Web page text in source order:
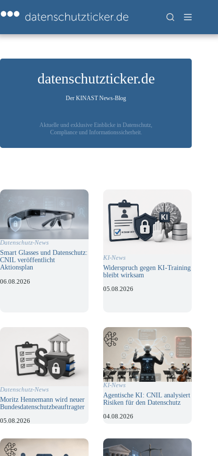
Inhalt
springen
datenschutzticker.de
Der KINAST News-Blog
Aktuelle und exklusive Einblicke in Datenschutz,
Compliance und Informationssicherheit.
Datenschutz-News
Smart Glasses und Datenschutz:
CNIL veröffentlicht
Aktionsplan
06.08.2026
KI-News
Widerspruch gegen KI-Training
bleibt wirksam
05.08.2026
Datenschutz-News
Moritz Hennemann wird neuer
Bundesdatenschutzbeauftragter
05.08.2026
KI-News
Agentische KI: CNIL analysiert
Risiken für den Datenschutz
04.08.2026